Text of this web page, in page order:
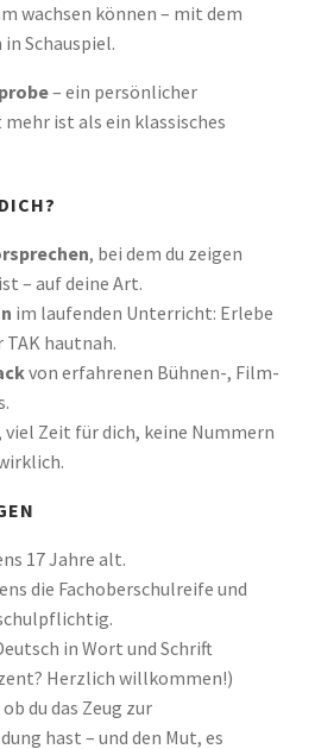
wachsen können – mit dem
Schauspiel.
– ein persönlicher
ist als ein klassisches
, bei dem du zeigen
– auf deine Art.
im laufenden Unterricht: Erlebe
hautnah.
von erfahrenen Bühnen-, Film-
viel Zeit für dich, keine Nummern
17 Jahre alt.
die Fachoberschulreife und
in Wort und Schrift
Herzlich willkommen!)
du das Zeug zur
hast – und den Mut, es